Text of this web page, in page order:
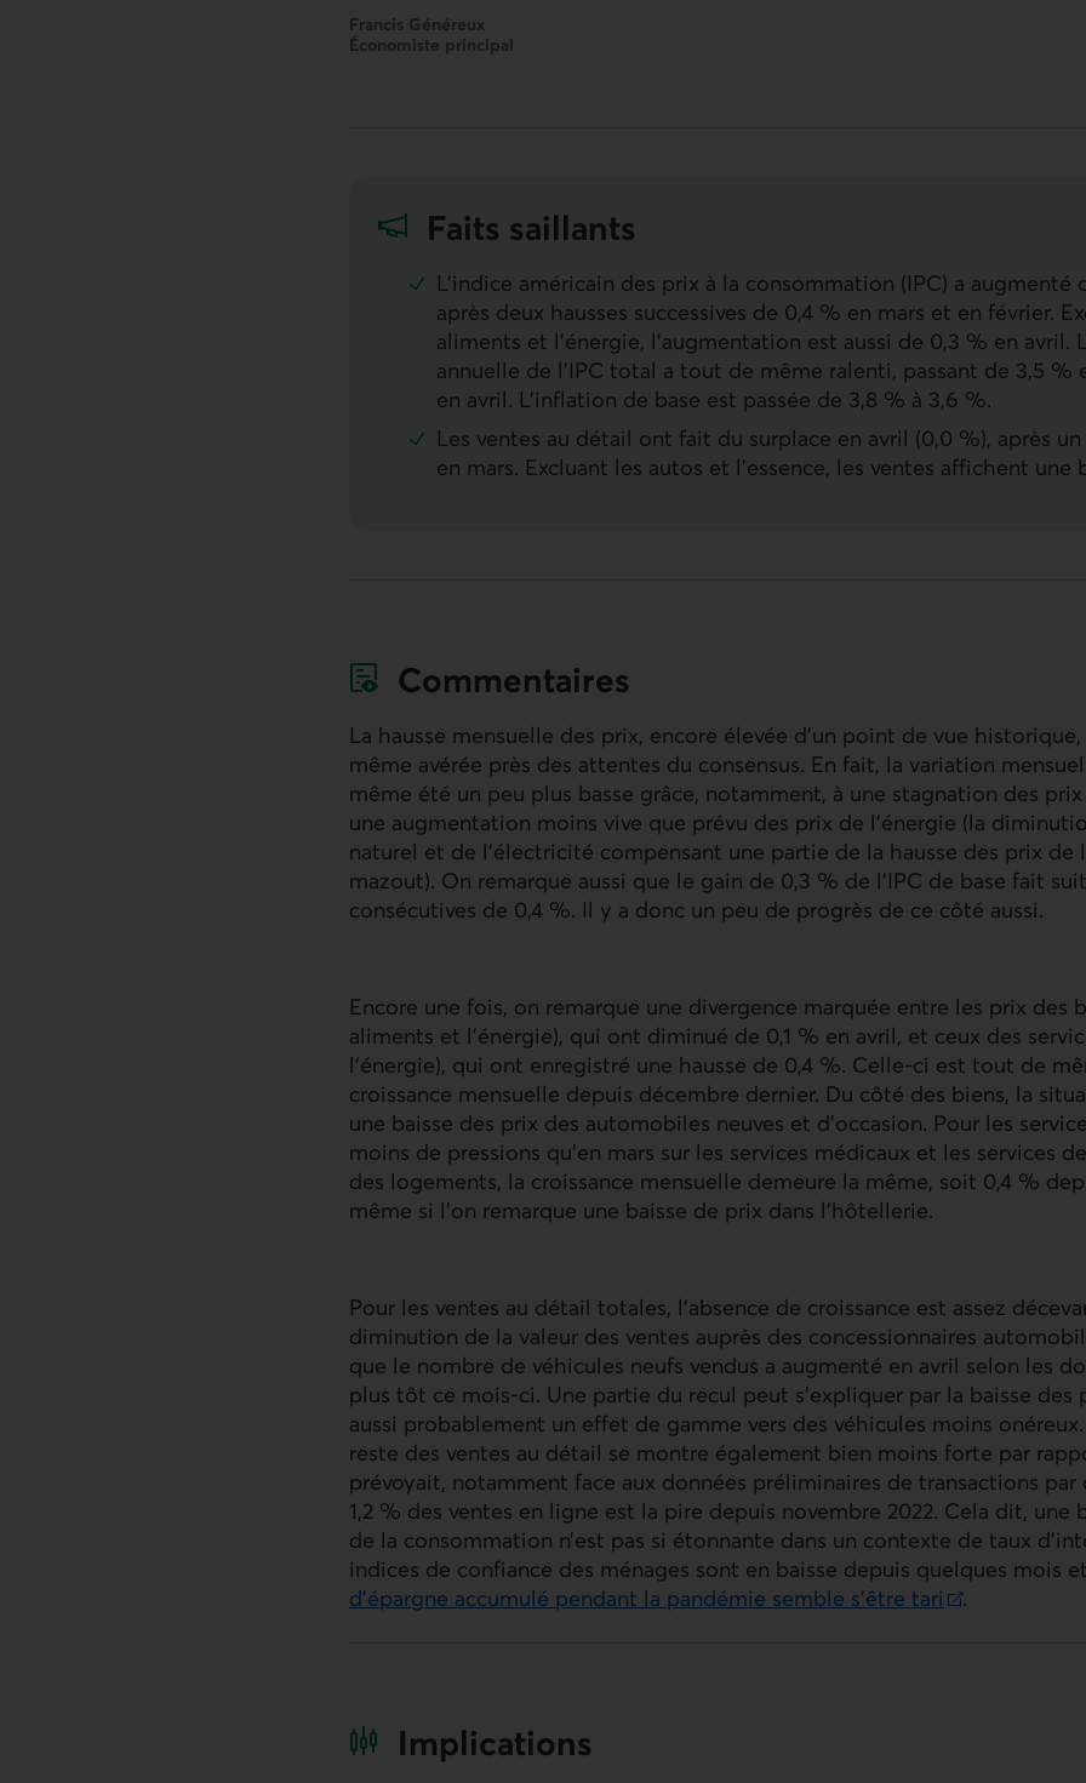
Francis Généreux
Économiste principal
Faits saillants
L’indice américain des prix à la consommation (IPC) a augmenté
après deux hausses successives de 0,4 % en mars et en février.
aliments et l’énergie, l’augmentation est aussi de 0,3 % en avril.
annuelle de l’IPC total a tout de même ralenti, passant de 3,5 %
en avril. L’inflation de base est passée de 3,8 % à 3,6 %.
Les ventes au détail ont fait du surplace en avril (0,0 %), après
en mars. Excluant les autos et l’essence, les ventes affichent une
Commentaires
La hausse mensuelle des prix, encore élevée d’un point de vue
même avérée près des attentes du consensus. En fait, la variation
même été un peu plus basse grâce, notamment, à une stagnation des
une augmentation moins vive que prévu des prix de l’énergie (la
naturel et de l’électricité compensant une partie de la hausse des prix de
mazout). On remarque aussi que le gain de 0,3 % de l’IPC de base fait
consécutives de 0,4 %. Il y a donc un peu de progrès de ce côté aussi.
Encore une fois, on remarque une divergence marquée entre les prix des
aliments et l’énergie), qui ont diminué de 0,1 % en avril, et ceux des
l’énergie), qui ont enregistré une hausse de 0,4 %. Celle-ci est tout de
croissance mensuelle depuis décembre dernier. Du côté des biens, la
une baisse des prix des automobiles neuves et d’occasion. Pour les
moins de pressions qu’en mars sur les services médicaux et les services
des logements, la croissance mensuelle demeure la même, soit 0,4 %
même si l’on remarque une baisse de prix dans l’hôtellerie.
Pour les ventes au détail totales, l’absence de croissance est assez
diminution de la valeur des ventes auprès des concessionnaires
que le nombre de véhicules neufs vendus a augmenté en avril selon les
plus tôt ce mois‑ci. Une partie du recul peut s’expliquer par la baisse des
aussi probablement un effet de gamme vers des véhicules moins
reste des ventes au détail se montre également bien moins forte par
prévoyait, notamment face aux données préliminaires de transactions par
1,2 % des ventes en ligne est la pire depuis novembre 2022. Cela dit, une
de la consommation n’est pas si étonnante dans un contexte de taux
indices de confiance des ménages sont en baisse depuis quelques mois
d’épargne accumulé pendant la pandémie semble s’être tari
.
Implications